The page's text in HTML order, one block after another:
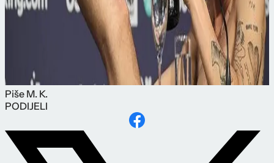
Piše M. K.
PODIJELI